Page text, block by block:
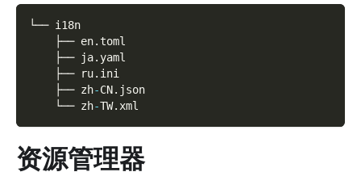
└── i18n
    ├── en
. toml
    ├── ja
. yaml
    ├── ru
. ini
    ├── zh
-CN. json
    └── zh
-TW. xml
资源管理器